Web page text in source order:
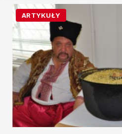
ARTYKUŁY